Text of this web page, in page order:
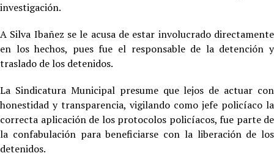
investigación.
A Silva Ibañez se le acusa de estar involucrado directamente
en los hechos, pues fue el responsable de la detención y
traslado de los detenidos.
La Sindicatura Municipal presume que lejos de actuar con
honestidad y transparencia, vigilando como jefe policíaco la
correcta aplicación de los protocolos policíacos, fue parte de
la confabulación para beneficiarse con la liberación de los
detenidos.